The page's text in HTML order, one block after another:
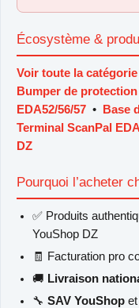
Écosystème &
Voir toute la
Bumper de protection
EDA52/56/57 • Base
Terminal ScanPal
DZ
Pourquoi l’acheter
✅ Produits
YouShop DZ
🧾 Facturation pro
🚚 Livraison
🔧 SAV YouShop